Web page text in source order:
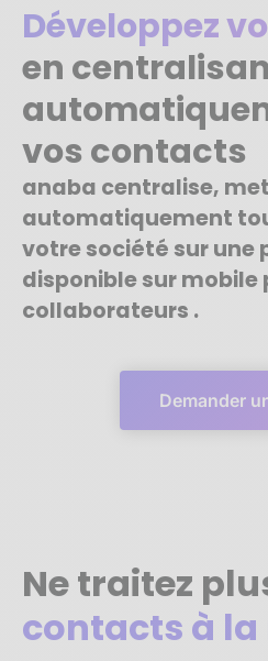
Développez
en
vos contacts
anaba centralise,
automatiquement
votre société sur une
disponible sur mobile
collaborateurs .
Demander
Ne traitez
contacts à